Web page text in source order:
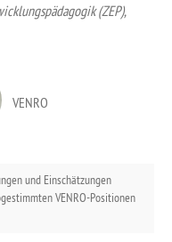
(ZEP),
VENRO
und Einschätzungen
VENRO-Positionen